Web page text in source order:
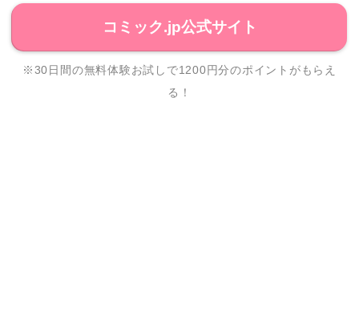
コミック.jp公式サイト
※30日間の無料体験お試しで1200円分のポイントがもらえ
る！